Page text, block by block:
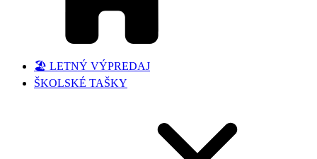
🏖️ LETNÝ VÝPREDAJ
ŠKOLSKÉ TAŠKY